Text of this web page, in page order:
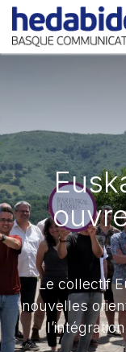
Le collectif
nouvelles